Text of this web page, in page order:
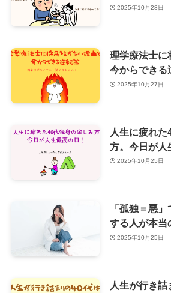
2025年10月28日
理学療法士に
今からできる
2025年10月27日
人生に疲れ
方。今日が人
2025年10月25日
「孤独＝悪
する人が本当
2025年10月25日
人生が行き